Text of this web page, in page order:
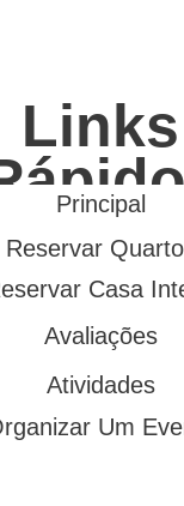
Links
Principal
Reservar
Casa
Avaliações
Atividades
Um